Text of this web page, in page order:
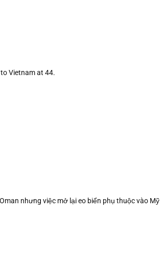
Vietnam at 44.
nhưng việc mở lại eo biển phụ thuộc vào Mỹ